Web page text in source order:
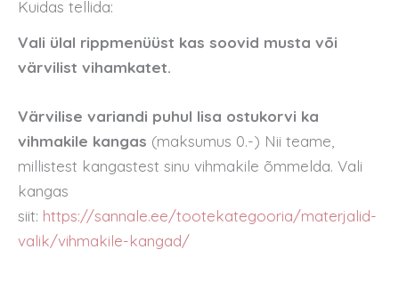
Kuidas tellida:
Vali ülal rippmenüüst kas soovid musta või
värvilist vihamkatet.
Värvilise variandi puhul lisa ostukorvi ka
vihmakile kangas (maksumus 0.-) Nii teame,
millistest kangastest sinu vihmakile õmmelda. Vali
kangas
siit: https://sannale.ee/tootekategooria/materjalid-
valik/vihmakile-kangad/